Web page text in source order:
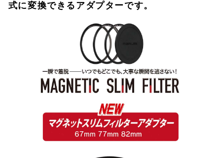
式に変換できるアダプターです。